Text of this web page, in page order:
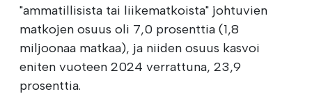
"ammatillisista tai liikematkoista" johtuvien
matkojen osuus oli 7,0 prosenttia (1,8
miljoonaa matkaa), ja niiden osuus kasvoi
eniten vuoteen 2024 verrattuna, 23,9
prosenttia.